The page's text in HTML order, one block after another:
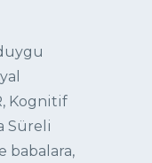
Kognitif
Süreli
babalara,